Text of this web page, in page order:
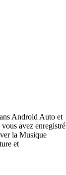
Android Auto et
avez enregistré
la Musique
et